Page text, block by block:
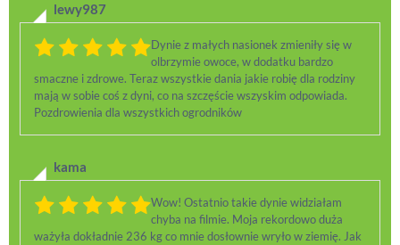
lewy987
Dynie z małych nasionek zmieniły się w
olbrzymie owoce, w dodatku bardzo
smaczne i zdrowe. Teraz wszystkie dania jakie robię dla rodziny
mają w sobie coś z dyni, co na szczęście wszyskim odpowiada.
Pozdrowienia dla wszystkich ogrodników
kama
Wow! Ostatnio takie dynie widziałam
chyba na filmie. Moja rekordowo duża
ważyła dokładnie 236 kg co mnie dosłownie wryło w ziemię. Jak